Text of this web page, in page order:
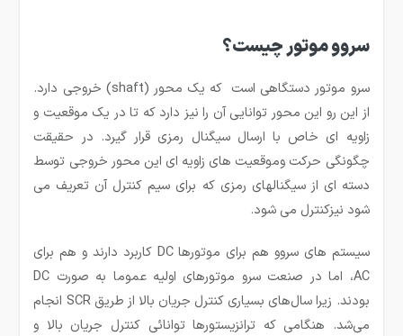
سروو موتور چیست؟
سرو موتور دستگاهی است که یک محور (shaft) خروجی دارد.
از این رو این محور توانایی آن را نیز دارد که تا در یک موقعیت و
زاویه ای خاص با ارسال سیگنال رمزی قرار گیرد. در حقیقت
چگونگی حرکت وموقعیت های زاویه ای این محور خروجی توسط
دسته ای از سیگنالهای رمزی که برای سیم کنترل آن تعریف می
شود نیزکنترل می شود.
سیستم‌ های سروو هم برای موتور‌ها DC کاربرد دارند و هم برای
AC، اما در صنعت سرو موتور‌های اولیه عموما به صورت DC
بودند. زیرا سال‌های بسیاری کنترل جریان بالا از طریق SCR‌ انجام
می‌شد. هنگامی که ترانزیستور‌ها توانائی کنترل جریان بالا و